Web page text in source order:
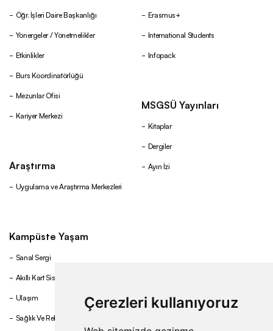
Çerezleri kullanıyoruz
Öğr. İşleri Daire Başkanlığı
Yönergeler / Yönetmelikler
Etkinlikler
Burs Koordinatörlüğü
Mezunlar Ofisi
Kariyer Merkezi
Araştırma
Uygulama ve Araştırma Merkezleri
Erasmus+
International Students
Infopack
MSGSÜ Yayınları
Kitaplar
Dergiler
Ayın İzi
Kampüste Yaşam
Sanal Sergi
Akıllı Kart Sistemi
Ulaşım
Sağlık Ve Rehberlik